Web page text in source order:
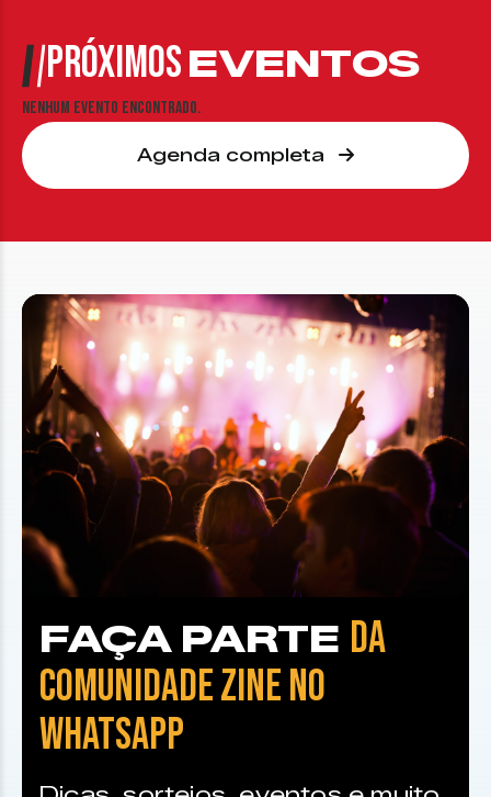
PRÓXIMOSEVENTOS
Nenhum evento encontrado.
Agenda completa
FAÇA PARTE DA
COMUNIDADE ZINE NO
WHATSAPP